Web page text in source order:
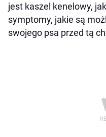
jest kaszel kenelowy,
symptomy, jakie są
swojego psa przed tą